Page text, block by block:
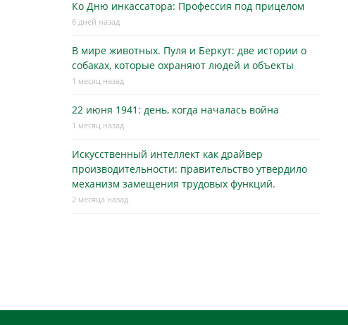
Ко Дню инкассатора: Профессия под прицелом
6 дней назад
В мире животных. Пуля и Беркут: две истории о
собаках, которые охраняют людей и объекты
1 месяц назад
22 июня 1941: день, когда началась война
1 месяц назад
Искусственный интеллект как драйвер
производительности: правительство утвердило
механизм замещения трудовых функций.
2 месяца назад